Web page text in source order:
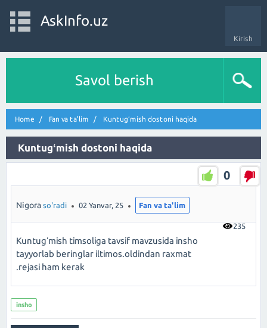
Kirish
AskInfo.uz
Savol berish
Home Fan va ta'lim Kuntugʻmish dostoni haqida
Kuntugʻmish dostoni haqida
0
235
Nigora so'radi 02 Yanvar, 25 Fan va ta'lim
Kuntugʻmish timsoliga tavsif mavzusida insho
tayyorlab beringlar iltimos.oldindan raxmat
.rejasi ham kerak
insho